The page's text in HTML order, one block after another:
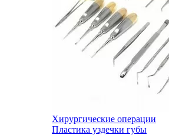
Хирургические операции
Пластика уздечки губы